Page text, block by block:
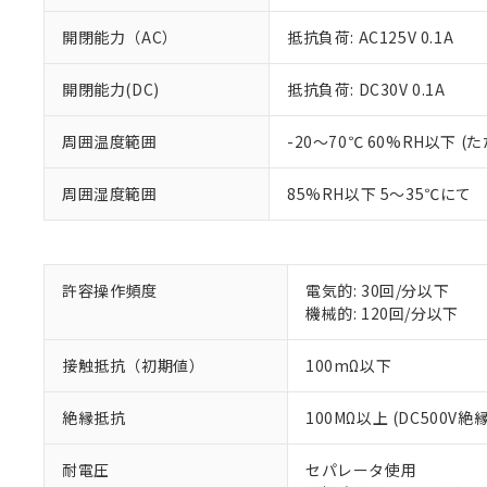
開閉能力（AC） 抵抗負荷: AC125V 0.1A
開閉能力(DC) 抵抗負荷: DC30V 0.1A
周囲温度範囲 -20～70℃ 60%RH以下 (た
周囲湿度範囲 85%RH以下 5～35℃にて
許容操作頻度
電気的: 30回/分以下
機械的: 120回/分以下
接触抵抗（初期値） 100mΩ以下
絶縁抵抗 100MΩ以上 (DC500V絶
耐電圧
セパレータ使用
ご利用条件
本サービス
くものです。
在庫状況お
のであり、
※1 対応状況
対応済み：
非該当品：ライセ
仕入先様の事情に
があります。
*EU RoHS指令（10物質
六価クロム(Cr(Ⅵ))
但し、RoHS指令で産業
※1 中国
「○」：最大均質
*中国RoHS10物質の基
Pb(鉛) :1000ppm、 Hg(
Cr(Ⅵ)(六価クロム) :
当社は、こ
う）を輸出
当社は規制
記
号
説明